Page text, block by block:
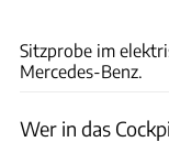
Sitzprobe im
Mercedes-Benz.
Wer in das